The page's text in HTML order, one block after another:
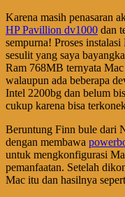
Karena masih penasaran
HP Pavillion dv1000 dan
sempurna! Proses
sesulit yang saya
Ram 768MB ternyata
walaupun ada beberapa
Intel 2200bg dan belum
cukup karena bisa
Beruntung Finn bule dari
dengan membawa
untuk mengkonfigurasi
pemanfaatan. Setelah
Mac itu dan hasilnya